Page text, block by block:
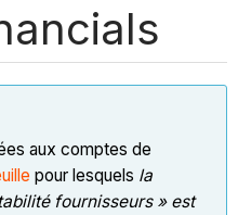
aux comptes de
pour lesquels la
fournisseurs » est